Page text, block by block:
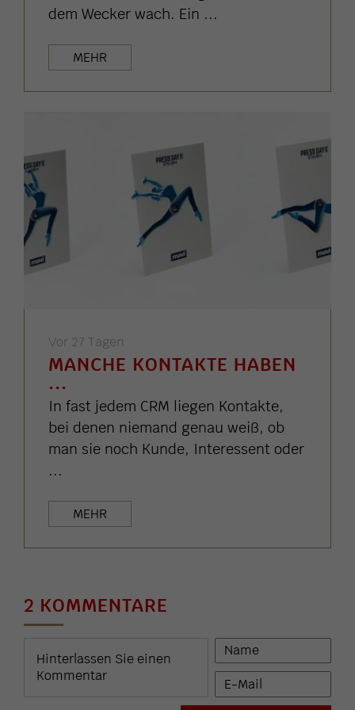
dem Wecker wach. Ein ...
MEHR
Vor 27 Tagen
MANCHE KONTAKTE HABEN
...
In fast jedem CRM liegen Kontakte,
bei denen niemand genau weiß, ob
man sie noch Kunde, Interessent oder
...
MEHR
2 KOMMENTARE